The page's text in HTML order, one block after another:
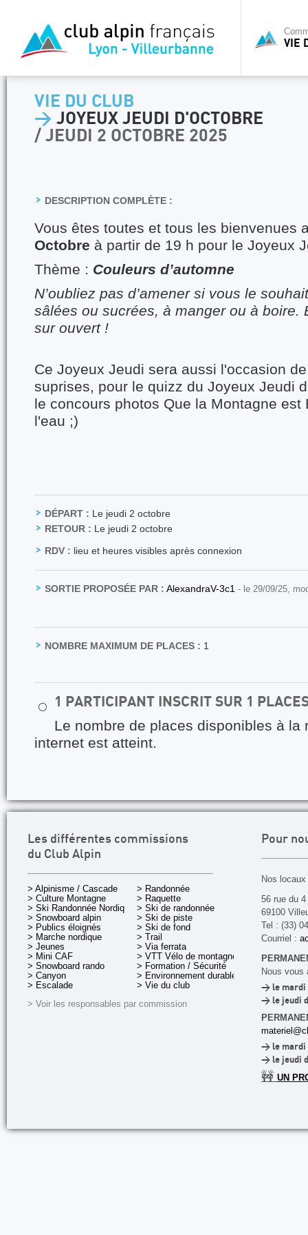
VIE
VIE DU CLUB
> JOYEUX JEUDI D'OCTOBRE
/ JEUDI 2 OCTOBRE 2025
DESCRIPTION COMPLÈTE :
Vous êtes toutes et tous les bienvenues
Octobre à partir de 19 h pour le Joyeux
Thème : Couleurs d’automne
N’oubliez pas d’amener si vous le
sâlées ou sucrées, à manger ou à boire.
sur ouvert !
Ce Joyeux Jeudi sera aussi l'occasion
suprises, pour le quizz du Joyeux Jeudi
le concours photos Que la Montagne est
l'eau ;)
DÉPART : Le jeudi 2 octobre
RETOUR : Le jeudi 2 octobre
RDV : lieu et heures visibles après connexion
SORTIE PROPOSÉE PAR : AlexandraV-3c1 - le 29/09/25,
NOMBRE MAXIMUM DE PLACES : 1
⚪ 1 PARTICIPANT INSCRIT SUR 1
Le nombre de places disponibles à la
internet est atteint.
Les différentes commissions
du Club Alpin
> Alpinisme / Cascade
> Culture Montagne
> Ski Randonnée Nordique
> Snowboard alpin
> Publics éloignés
> Marche nordique
> Jeunes
> Mini CAF
> Snowboard rando
> Canyon
> Escalade
> Randonnée
> Raquette
> Ski de randonnée
> Ski de piste
> Ski de fond
> Trail
> Via ferrata
> VTT Vélo de montagne
> Formation / Sécurité
> Environnement durable
> Vie du club
> Voir les responsables par commission
Pour
Nos
56 rue du
69100
Tel : (33)
Courriel :
Nous vous
> le mardi
> le jeudi
> le mardi
> le jeudi
🚧 UN